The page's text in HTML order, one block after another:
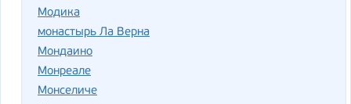
Модика
монастырь Ла Верна
Мондаино
Монреале
Монселиче